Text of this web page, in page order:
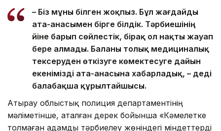
– Біз мұны білген жоқпыз. Бұл жағдайды
ата-анасымен бірге білдік. Тәрбиешінің
үйіне барып сөйлестік, бірақ ол нақты жауап
бере алмады. Баланы толық медициналық
тексеруден өткізуге көмектесуге дайын
екенімізді ата-анасына хабарладық, – деді
балабақша құрылтайшысы.
Атырау облыстық полиция департаментінің
мәліметінше, аталған дерек бойынша «Кәмелетке
толмаған адамды тәрбиелеу жөніндегі міндеттерді